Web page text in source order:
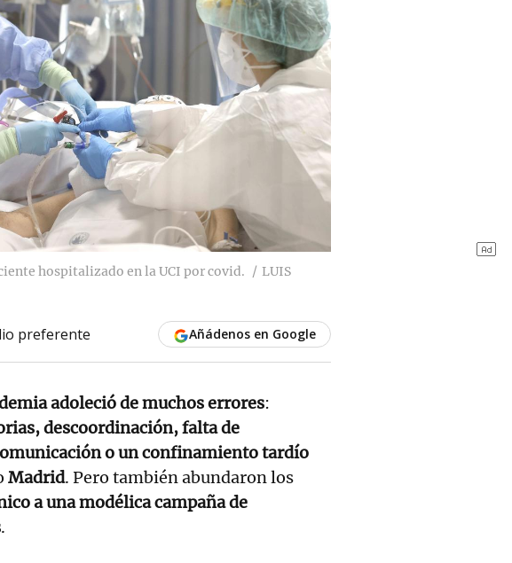
hospitalizado en la UCI por covid.
LUIS
preferente Añádenos en Google
adoleció de muchos errores:
descoordinación, falta de
o un confinamiento tardío
Madrid. Pero también abundaron los
a una modélica campaña de
.